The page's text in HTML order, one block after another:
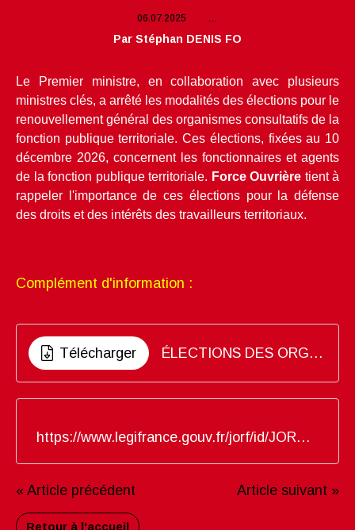
06.07.2025 …
Par Stéphan DENIS FO
Le Premier ministre, en collaboration avec plusieurs
ministres clés, a arrêté les modalités des élections pour le
renouvellement général des organismes consultatifs de la
fonction publique territoriale. Ces élections, fixées au 10
décembre 2026, concernent les fonctionnaires et agents
de la fonction publique territoriale. Force Ouvrière tient à
rappeler l'importance de ces élections pour la défense
des droits et des intérêts des travailleurs territoriaux.
Complément d'information :
Télécharger ÉLECTIONS DES ORGANISMES CONSULTATIFS DE LA FONCTION PUBLIQUE TERRITORIALE _ UN ENJEU DÉMOCRATIQUE MAJEUR
https://www.legifrance.gouv.fr/jorf/id/JORFTEXT000051844344
« Article précédent Article suivant »
Retour à l'accueil